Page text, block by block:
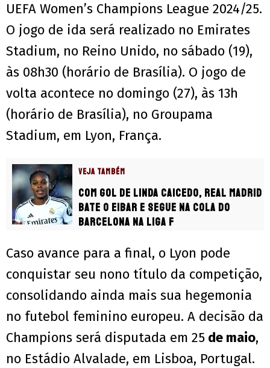
UEFA Women’s Champions League 2024/25.
O jogo de ida será realizado no Emirates
Stadium, no Reino Unido, no sábado (19),
às 08h30 (horário de Brasília). O jogo de
volta acontece no domingo (27), às 13h
(horário de Brasília), no Groupama
Stadium, em Lyon, França.
VEJA TAMBÉM
Com gol de Linda Caicedo, Real Madrid
bate o Eibar e segue na cola do
Barcelona na Liga F
Caso avance para a final, o Lyon pode
conquistar seu nono título da competição,
consolidando ainda mais sua hegemonia
no futebol feminino europeu. A decisão da
Champions será disputada em 25 de maio,
no Estádio Alvalade, em Lisboa, Portugal.